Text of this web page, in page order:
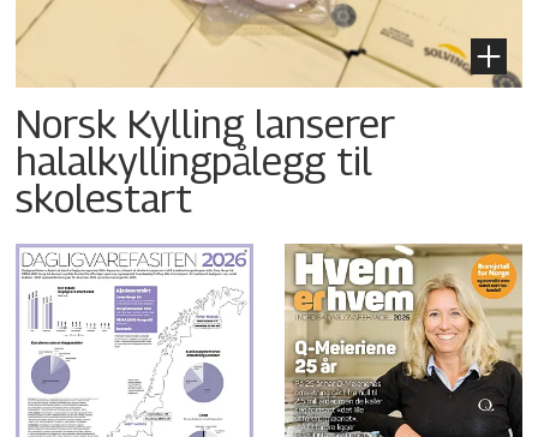
Norsk Kylling lanserer
halalkyllingpålegg til
skolestart